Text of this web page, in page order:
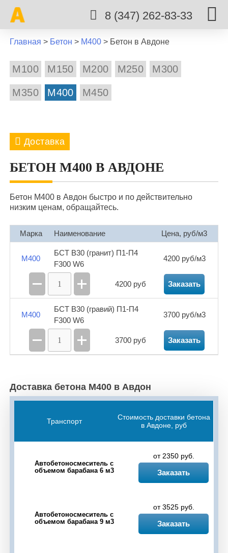
8 (347) 262-83-33
Главная > Бетон > М400 > Бетон в Авдоне
М100 М150 М200 М250 М300
М350 М400
Доставка
Алаторка Алексеевка Алкино
Архангельское Арово Аша Аэропорт
Булгаково Давлеканово Дёма
Дмитриевка Жилино Жуково Затон
Зинино Зубово Иглино Кармаскалы
Кляшево Красная Горка
Кушнаренково
Мокроусово Нагаево
Охлебинино Павловка Первомайский
Таптыково
Чекмагуш
Черкассы Чесноковка Чишмы Шакша
М450
БЕТОН М400 В АВДОНЕ
Бетон М400 в Авдон быстро и по действительно
низким ценам, обращайтесь.
Марка Наименование Цена, руб/м3
М400
БСТ В30 (гранит) П1-П4
F300 W6
4200 руб/м3
4200 руб Заказать
М400
БСТ В30 (гравий) П1-П4
F300 W6
3700 руб/м3
3700 руб Заказать
Доставка бетона М400 в Авдон
Транспорт
Стоимость доставки бетона
в Авдоне, руб
Автобетоносмеситель с
объемом барабана 6 м3
от 2350 руб.
Заказать
Автобетоносмеситель с
объемом барабана 9 м3
от 3525 руб.
Заказать